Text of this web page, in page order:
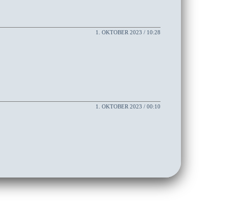
1. OKTOBER 2023 / 10:28
1. OKTOBER 2023 / 00:10